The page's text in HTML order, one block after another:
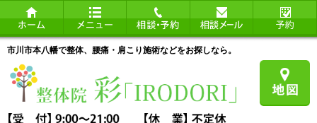
市川市本八幡で整体、腰痛・肩こり施術などをお探しなら。